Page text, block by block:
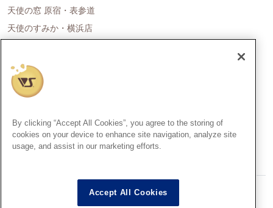
天使の窓 原宿・表参道
天使のすみか・横浜店
天使の里 霞中庵
ドールポイント大阪
天使のすみか・神戸店
天使のすみか・福岡店
創作造形©造形村/ボークス
By clicking “Accept All Cookies”, you agree to the storing of
cookies on your device to enhance site navigation, analyze site
usage, and assist in our marketing efforts.
Accept All Cookies